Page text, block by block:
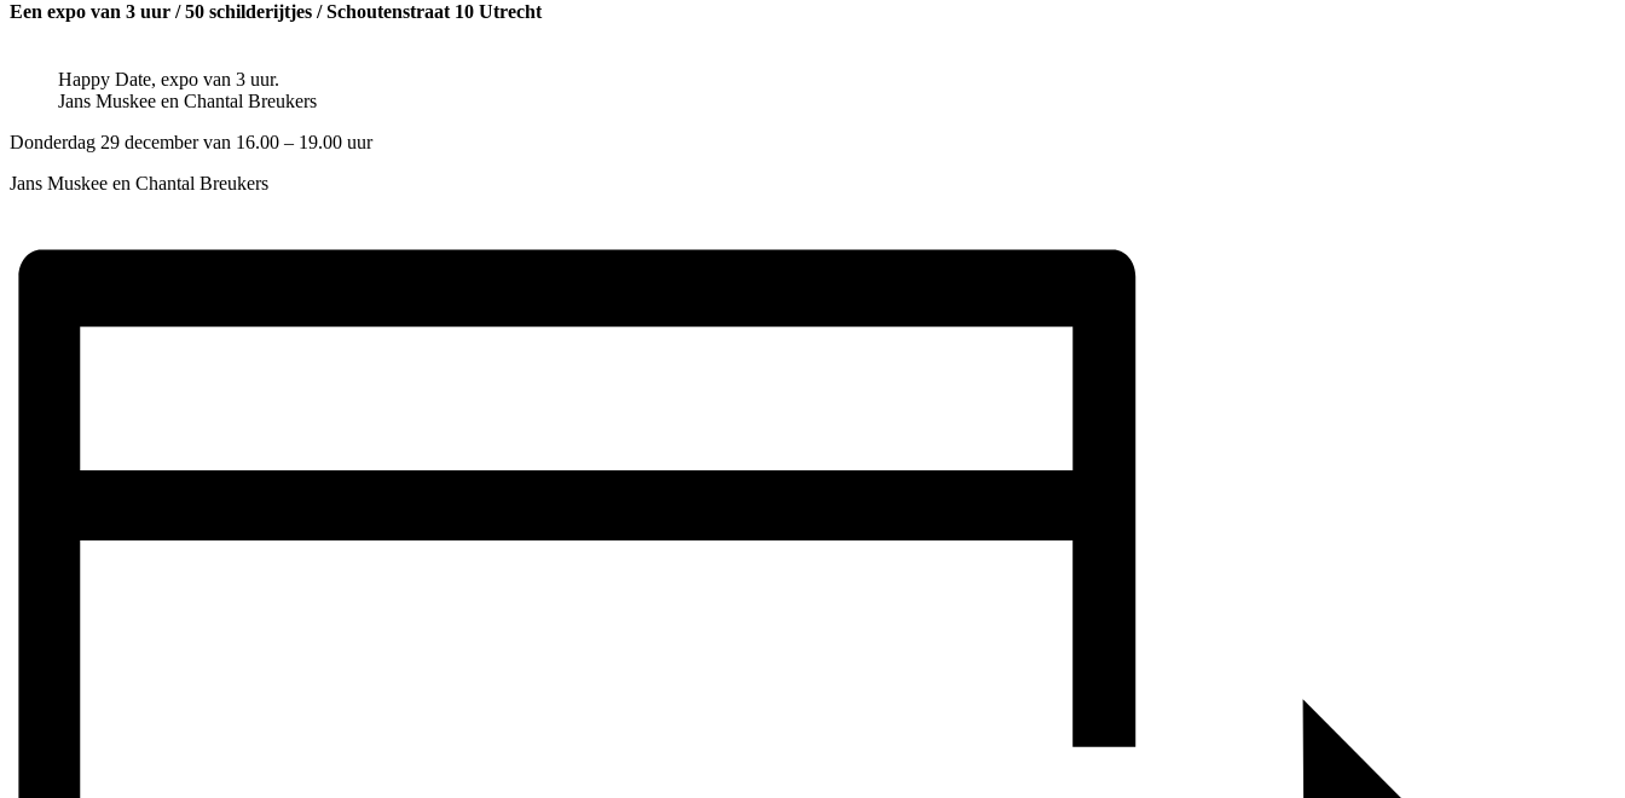
Een expo van 3 uur / 50 schilderijtjes / Schoutenstraat 10 Utrecht
Happy Date, expo van 3 uur.
Jans Muskee en Chantal Breukers
Donderdag 29 december van 16.00 – 19.00 uur
Jans Muskee en Chantal Breukers